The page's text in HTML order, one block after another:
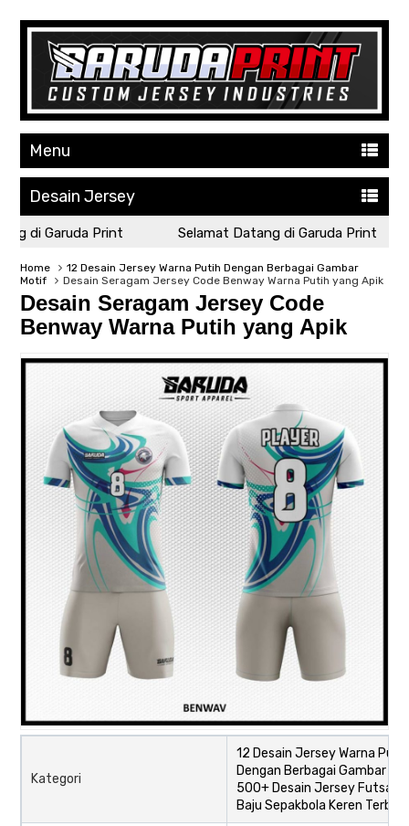
Menu
Desain Jersey
di Garuda Print Selamat Datang di Garuda Print
Home
12 Desain Jersey Warna Putih Dengan Berbagai Gambar
Motif
Desain Seragam Jersey Code Benway Warna Putih yang Apik
Desain Seragam Jersey Code
Benway Warna Putih yang Apik
Kategori
12 Desain Jersey Warna Putih
Dengan Berbagai Gambar
500+ Desain Jersey Futsal
Baju Sepakbola Keren